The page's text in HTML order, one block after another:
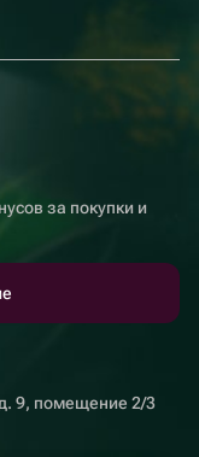
за покупки и
9, помещение 2/3